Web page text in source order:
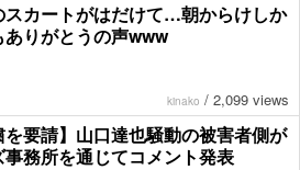
スカートがはだけて…朝からけしか
ありがとうの声www
kinako / 2,099 views
を要請】山口達也騒動の被害者側が
事務所を通じてコメント発表